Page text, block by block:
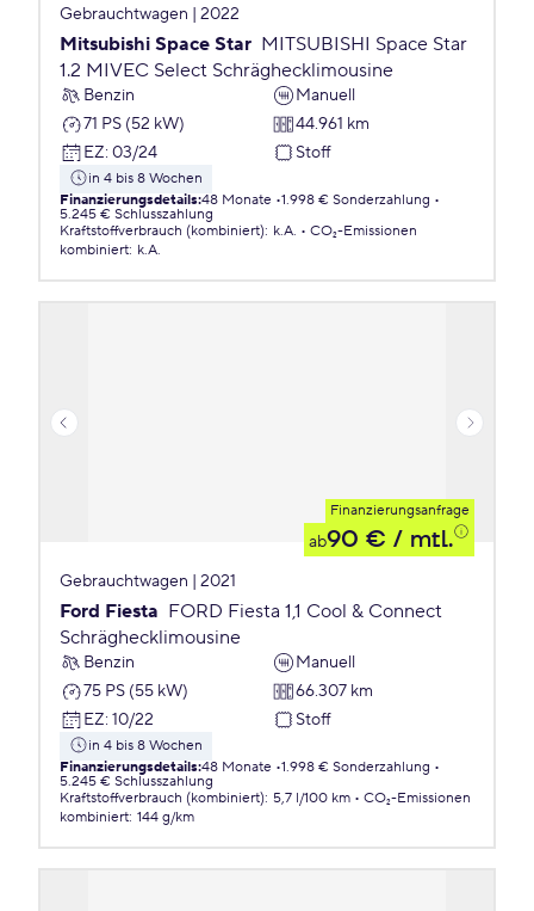
Gebrauchtwagen | 2022
Mitsubishi Space Star MITSUBISHI Space Star
1.2 MIVEC Select Schräghecklimousine
Benzin
Manuell
71 PS (52 kW)
44.961 km
EZ: 03/24 Stoff
in 4 bis 8 Wochen
Finanzierungsdetails:48 Monate 1.998 € Sonderzahlung
5.245 € Schlusszahlung
Kraftstoffverbrauch (kombiniert): k.A.
CO₂-Emissionen
kombiniert: k.A.
Finanzierungsanfrage
ab90 € / mtl.
Gebrauchtwagen | 2021
Ford Fiesta FORD Fiesta 1,1 Cool & Connect
Schräghecklimousine
Benzin
Manuell
75 PS (55 kW)
66.307 km
EZ: 10/22 Stoff
in 4 bis 8 Wochen
Finanzierungsdetails:48 Monate 1.998 € Sonderzahlung
5.245 € Schlusszahlung
Kraftstoffverbrauch (kombiniert): 5,7 l/100 km
CO₂-Emissionen
kombiniert: 144 g/km